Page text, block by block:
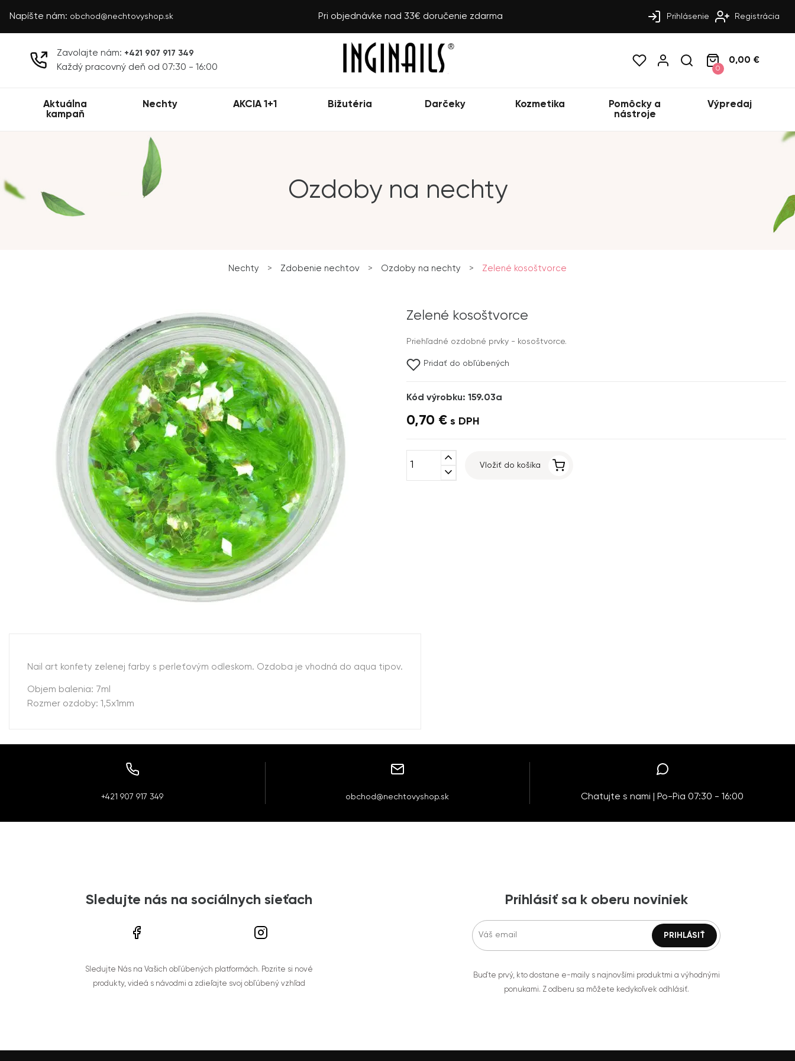
Napíšte nám: obchod@nechtovyshop.sk Pri objednávke nad 33€ doručenie zdarma Prihlásenie Registrácia
Zavolajte nám: +421 907 917 349
Každý pracovný deň od 07:30 - 16:00 0
0,00 €
Aktuálna
kampaň
Nechty AKCIA 1+1 Bižutéria Darčeky Kozmetika
Pomôcky a
nástroje
Výpredaj
Ozdoby na nechty
Nechty > Zdobenie nechtov > Ozdoby na nechty > Zelené kosoštvorce
Zelené kosoštvorce
Priehľadné ozdobné prvky - kosoštvorce.
Pridať do obľúbených
Kód výrobku: 159.03a
0,70 € s DPH
expand_less
expand_more
Vložiť do košíka
Nail art konfety zelenej farby s perleťovým odleskom. Ozdoba je vhodná do aqua tipov.
Objem balenia: 7ml
Rozmer ozdoby: 1,5x1mm
+421 907 917 349 obchod@nechtovyshop.sk Chatujte s nami | Po-Pia 07:30 - 16:00
Sledujte nás na sociálnych sieťach
Sledujte Nás na Vašich obľúbených platformách. Pozrite si nové
produkty, videá s návodmi a zdieľajte svoj obľúbený vzhľad
Prihlásiť sa k oberu noviniek
Buďte prvý, kto dostane e-maily s najnovšími produktmi a výhodnými
ponukami. Z odberu sa môžete kedykoľvek odhlásiť.